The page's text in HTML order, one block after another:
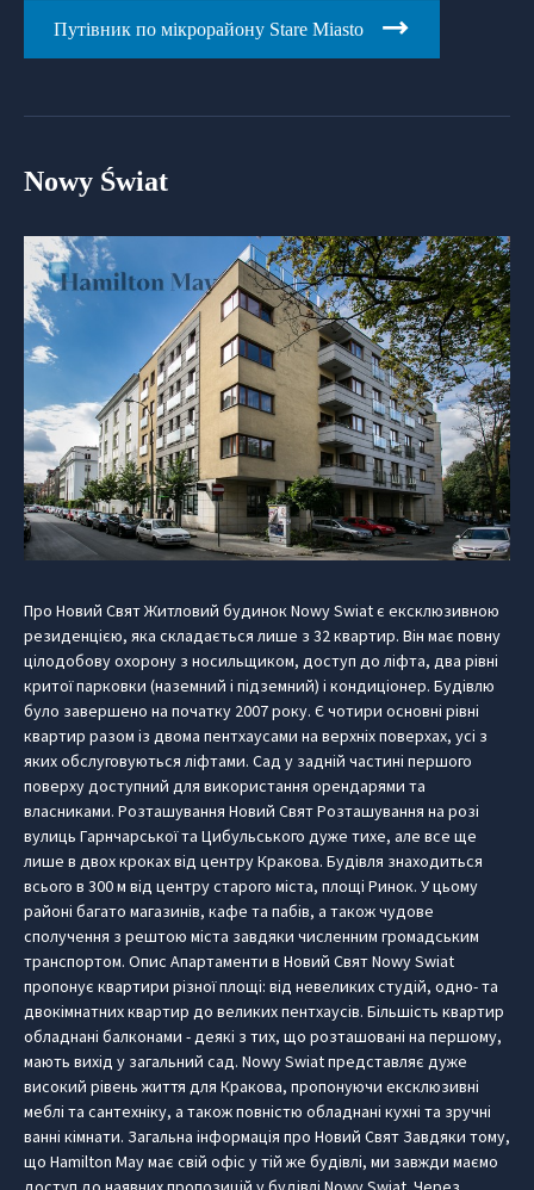
Путівник по мікрорайону Stare Miasto
Nowy Świat
Про Новий Свят Житловий будинок Nowy Swiat є ексклюзивною
резиденцією, яка складається лише з 32 квартир. Він має повну
цілодобову охорону з носильщиком, доступ до ліфта, два рівні
критої парковки (наземний і підземний) і кондиціонер. Будівлю
було завершено на початку 2007 року. Є чотири основні рівні
квартир разом із двома пентхаусами на верхніх поверхах, усі з
яких обслуговуються ліфтами. Сад у задній частині першого
поверху доступний для використання орендарями та
власниками. Розташування Новий Свят Розташування на розі
вулиць Гарнчарської та Цибульського дуже тихе, але все ще
лише в двох кроках від центру Кракова. Будівля знаходиться
всього в 300 м від центру старого міста, площі Ринок. У цьому
районі багато магазинів, кафе та пабів, а також чудове
сполучення з рештою міста завдяки численним громадським
транспортом. Опис Апартаменти в Новий Свят Nowy Swiat
пропонує квартири різної площі: від невеликих студій, одно- та
двокімнатних квартир до великих пентхаусів. Більшість квартир
обладнані балконами - деякі з тих, що розташовані на першому,
мають вихід у загальний сад. Nowy Swiat представляє дуже
високий рівень життя для Кракова, пропонуючи ексклюзивні
меблі та сантехніку, а також повністю обладнані кухні та зручні
ванні кімнати. Загальна інформація про Новий Свят Завдяки тому,
що Hamilton May має свій офіс у тій же будівлі, ми завжди маємо